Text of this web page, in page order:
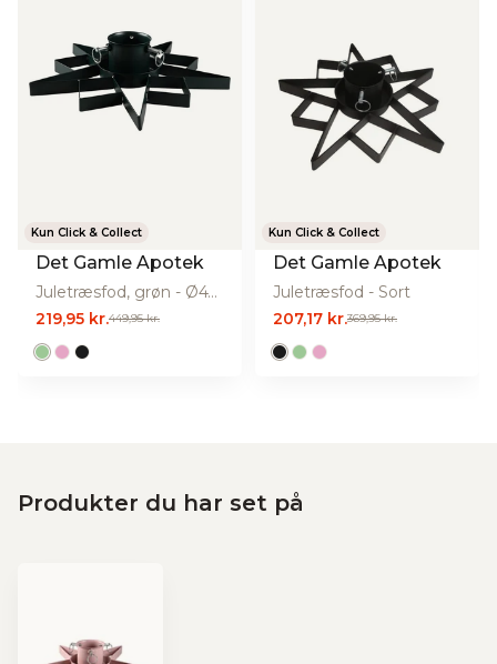
Kun Click & Collect
Det Gamle Apotek
Juletræsfod, grøn - Ø47 cm.
219,95 kr.449,95 kr.
Kun Click & Collect
Det Gamle Apotek
Juletræsfod - Sort
207,17 kr.369,95 kr.
Produkter du har set på